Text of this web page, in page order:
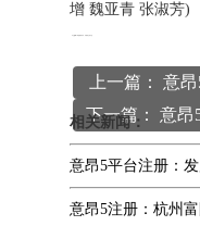
增 魏亚青 张淑芳)
上一篇： 意
文明网络执
下一篇： 意昂
相关新闻：
意昂5平台注册：
意昂5注册：杭州